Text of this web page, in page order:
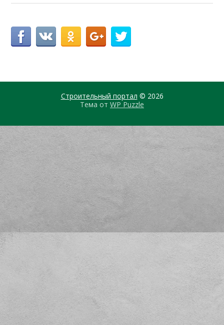
Строительный портал © 2026
Тема от WP Puzzle